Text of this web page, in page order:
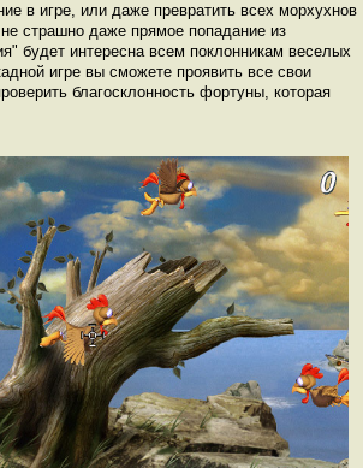
в игре, или даже превратить всех морхухнов
страшно даже прямое попадание из
будет интересна всем поклонникам веселых
игре вы сможете проявить все свои
благосклонность фортуны, которая